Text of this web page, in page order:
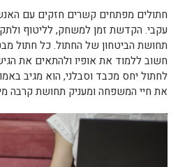
חתולים מפתחים קשרים חזקים עם
עקבי. הקדשת זמן למשחק, לליטוף
תחושת הביטחון של החתול. כל חתול
חשוב ללמוד את אופיו ולהתאים את
לחתול יחס מכבד וסבלני, הוא מגיב
את חיי המשפחה ומעניק תחושת קרבה